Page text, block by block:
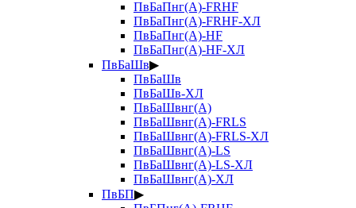
ПвБаПнг(А)-FRHF
ПвБаПнг(А)-FRHF-ХЛ
ПвБаПнг(А)-HF
ПвБаПнг(А)-HF-ХЛ
ПвБаШв▶
ПвБаШв
ПвБаШв-ХЛ
ПвБаШвнг(А)
ПвБаШвнг(А)-FRLS
ПвБаШвнг(А)-FRLS-ХЛ
ПвБаШвнг(А)-LS
ПвБаШвнг(А)-LS-ХЛ
ПвБаШвнг(А)-ХЛ
ПвБП▶